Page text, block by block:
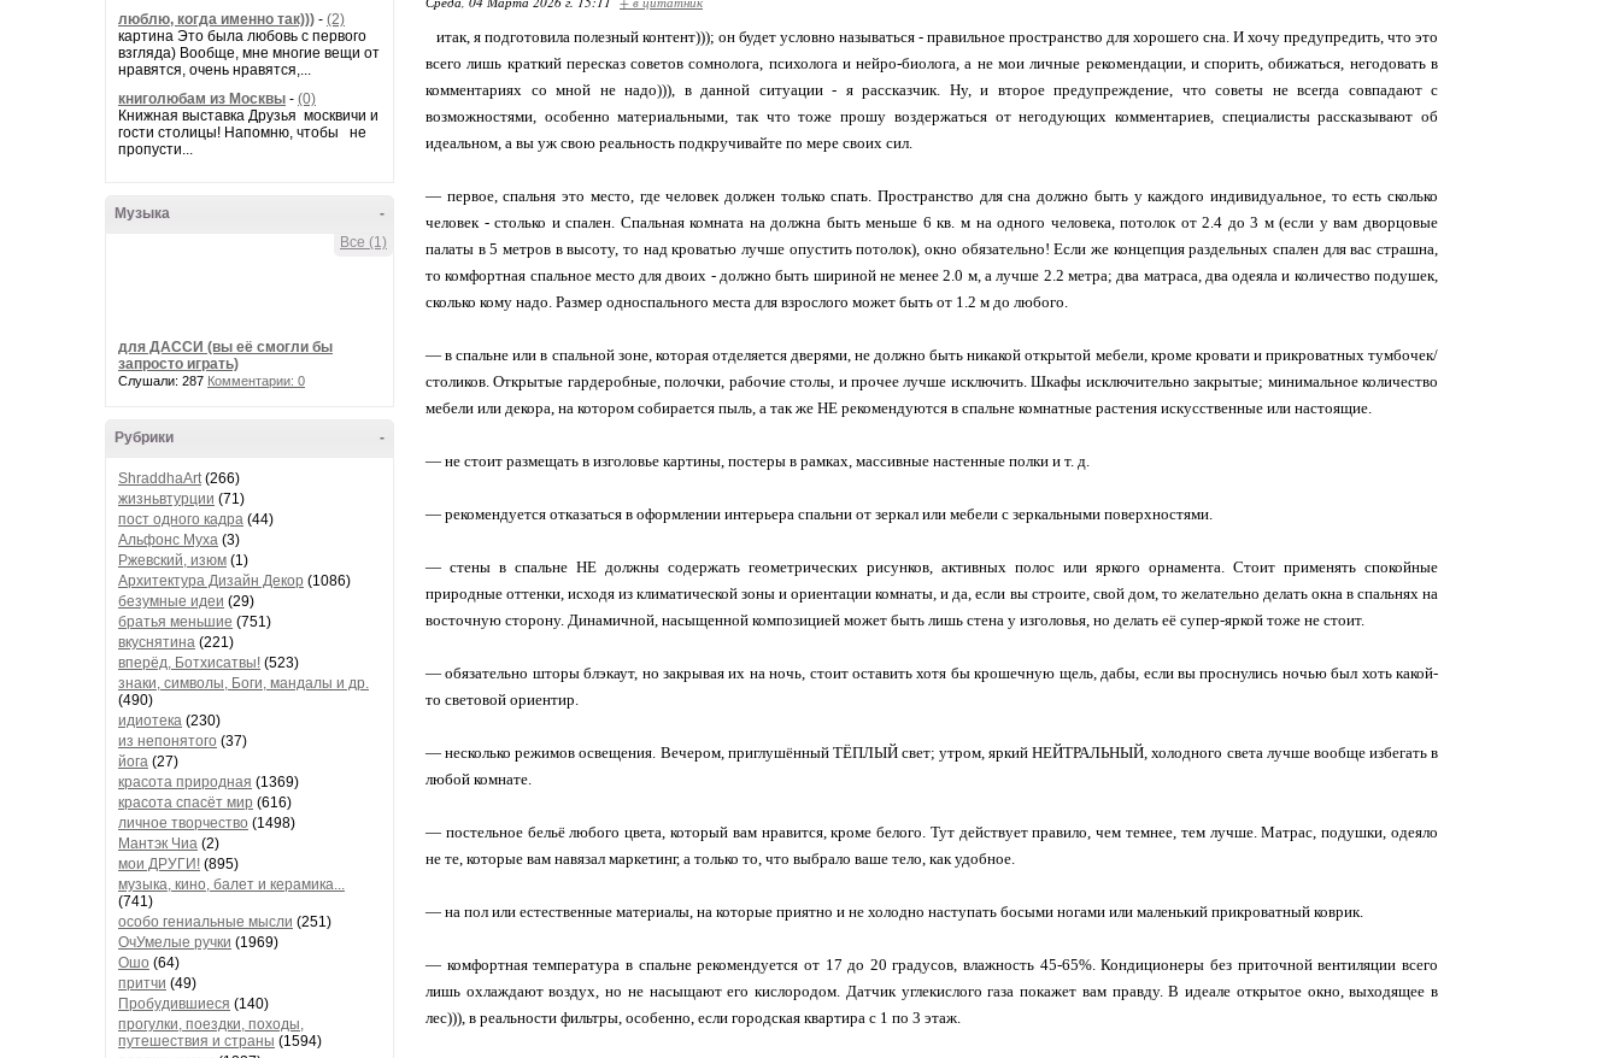
люблю, когда именно так))) - (2)
картина Это была любовь с первого
взгляда) Вообще, мне многие вещи от
нравятся, очень нравятся,...
книголюбам из Москвы - (0)
Книжная выставка Друзья москвичи и
гости столицы! Напомню, чтобы не
пропусти...
-
Музыка
Все (1)
для ДАССИ (вы её смогли бы
запросто играть)
Слушали: 287 Комментарии: 0
-
Рубрики
ShraddhaArt(266)
жизньвтурции (71)
пост одного кадра (44)
Альфонс Муха (3)
Ржевский, изюм (1)
Архитектура Дизайн Декор (1086)
безумные идеи (29)
братья меньшие (751)
вкуснятина (221)
вперёд, Ботхисатвы! (523)
знаки, символы, Боги, мандалы и др.
(490)
идиотека (230)
из непонятого (37)
йога (27)
красота природная (1369)
красота спасёт мир (616)
личное творчество (1498)
Мантэк Чиа (2)
мои ДРУГИ! (895)
музыка, кино, балет и керамика...
(741)
особо гениальные мысли (251)
ОчУмелые ручки (1969)
Ошо (64)
притчи (49)
Пробудившиеся (140)
прогулки, поездки, походы,
путешествия и страны (1594)
итак, я подготовила полезный контент))); он будет условно называться - правильное пространство для хорошего сна. И хочу предупредить, что это
всего лишь краткий пересказ советов сомнолога, психолога и нейро-биолога, а не мои личные рекомендации, и спорить, обижаться, негодовать в
комментариях со мной не надо))), в данной ситуации - я рассказчик. Ну, и второе предупреждение, что советы не всегда совпадают с
возможностями, особенно материальными, так что тоже прошу воздержаться от негодующих комментариев, специалисты рассказывают об
идеальном, а вы уж свою реальность подкручивайте по мере своих сил.
— первое, спальня это место, где человек должен только спать. Пространство для сна должно быть у каждого индивидуальное, то есть сколько
человек - столько и спален. Спальная комната на должна быть меньше 6 кв. м на одного человека, потолок от 2.4 до 3 м (если у вам дворцовые
палаты в 5 метров в высоту, то над кроватью лучше опустить потолок), окно обязательно! Если же концепция раздельных спален для вас страшна,
то комфортная спальное место для двоих - должно быть шириной не менее 2.0 м, а лучше 2.2 метра; два матраса, два одеяла и количество подушек,
сколько кому надо. Размер односпального места для взрослого может быть от 1.2 м до любого.
— в спальне или в спальной зоне, которая отделяется дверями, не должно быть никакой открытой мебели, кроме кровати и прикроватных тумбочек/
столиков. Открытые гардеробные, полочки, рабочие столы, и прочее лучше исключить. Шкафы исключительно закрытые; минимальное количество
мебели или декора, на котором собирается пыль, а так же НЕ рекомендуются в спальне комнатные растения искусственные или настоящие.
— не стоит размещать в изголовье картины, постеры в рамках, массивные настенные полки и т. д.
— рекомендуется отказаться в оформлении интерьера спальни от зеркал или мебели с зеркальными поверхностями.
— стены в спальне НЕ должны содержать геометрических рисунков, активных полос или яркого орнамента. Стоит применять спокойные
природные оттенки, исходя из климатической зоны и ориентации комнаты, и да, если вы строите, свой дом, то желательно делать окна в спальнях на
восточную сторону. Динамичной, насыщенной композицией может быть лишь стена у изголовья, но делать еë супер-яркой тоже не стоит.
— обязательно шторы блэкаут, но закрывая их на ночь, стоит оставить хотя бы крошечную щель, дабы, если вы проснулись ночью был хоть какой-
то световой ориентир.
— несколько режимов освещения. Вечером, приглушённый ТËПЛЫЙ свет; утром, яркий НЕЙТРАЛЬНЫЙ, холодного света лучше вообще избегать в
любой комнате.
— постельное бельё любого цвета, который вам нравится, кроме белого. Тут действует правило, чем темнее, тем лучше. Матрас, подушки, одеяло
не те, которые вам навязал маркетинг, а только то, что выбрало ваше тело, как удобное.
— на пол или естественные материалы, на которые приятно и не холодно наступать босыми ногами или маленький прикроватный коврик.
— комфортная температура в спальне рекомендуется от 17 до 20 градусов, влажность 45-65%. Кондиционеры без приточной вентиляции всего
лишь охлаждают воздух, но не насыщают его кислородом. Датчик углекислого газа покажет вам правду. В идеале открытое окно, выходящее в
лес))), в реальности фильтры, особенно, если городская квартира с 1 по 3 этаж.